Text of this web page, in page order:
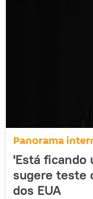
Panorama
'Está ficando
sugere teste
dos EUA